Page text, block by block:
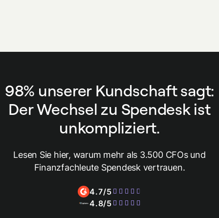
98% unserer Kundschaft sagt:
Der Wechsel zu Spendesk ist
unkompliziert.
Lesen Sie hier, warum mehr als 3.500 CFOs und
Finanzfachleute Spendesk vertrauen.
4.7/5
4.8/5